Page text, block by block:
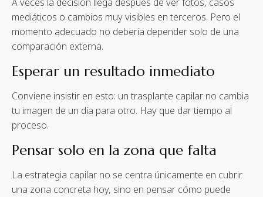
mediáticos o cambios muy visibles en terceros. Pero el
momento adecuado no debería depender solo de una
comparación externa.
Esperar un resultado inmediato
Conviene insistir en esto: un trasplante capilar no cambia
tu imagen de un día para otro. Hay que dar tiempo al
proceso.
Pensar solo en la zona que falta
La estrategia capilar no se centra únicamente en cubrir
una zona concreta hoy, sino en pensar cómo puede